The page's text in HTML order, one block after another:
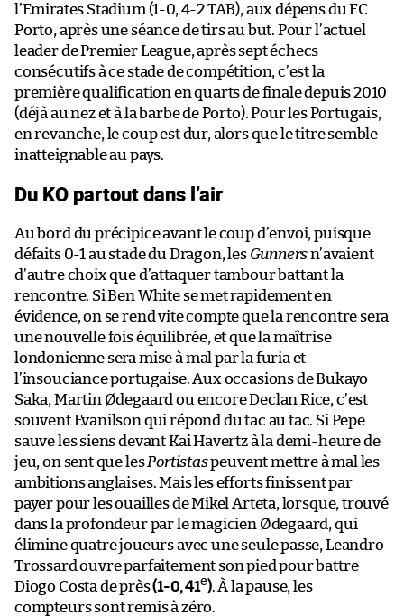
l’Emirates Stadium (1-0, 4-2 TAB), aux dépens du FC
Porto, après une séance de tirs au but. Pour l’actuel
leader de Premier League, après sept échecs
consécutifs à ce stade de compétition, c’est la
première qualification en quarts de finale depuis 2010
(déjà au nez et à la barbe de Porto). Pour les Portugais,
en revanche, le coup est dur, alors que le titre semble
inatteignable au pays.
Du KO partout dans l’air
Au bord du précipice avant le coup d’envoi, puisque
défaits 0-1 au stade du Dragon, les Gunnersn’avaient
d’autre choix que d’attaquer tambour battant la
rencontre. Si Ben White se met rapidement en
évidence, on se rend vite compte que la rencontre sera
une nouvelle fois équilibrée, et que la maîtrise
londonienne sera mise à mal par la furia et
l’insouciance portugaise. Aux occasions de Bukayo
Saka, Martin Ødegaard ou encore Declan Rice, c’est
souvent Evanilson qui répond du tac au tac. Si Pepe
sauve les siens devant Kai Havertz à la demi-heure de
jeu, on sent que lesPortistaspeuvent mettre à mal les
ambitions anglaises. Mais les efforts finissent par
payer pour les ouailles de Mikel Arteta, lorsque, trouvé
dans la profondeur par le magicien Ødegaard, qui
élimine quatre joueurs avec une seule passe, Leandro
Trossard ouvre parfaitement son pied pour battre
Diogo Costa de près(1-0, 41e). À la pause, les
compteurs sont remis à zéro.